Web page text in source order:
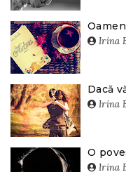
Irina
Dacă
Irina
O
Irina